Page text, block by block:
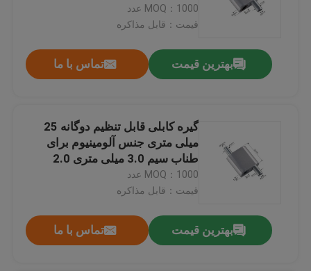
MOQ：1000 عدد
قیمت：قابل مذاکره
بهترین قیمت تماس با ما
گیره کابلی قابل تنظیم دوگانه 25
میلی متری جنس آلومینیوم برای
طناب سیم 3.0 میلی متری 2.0
MOQ：1000 عدد
قیمت：قابل مذاکره
بهترین قیمت تماس با ما